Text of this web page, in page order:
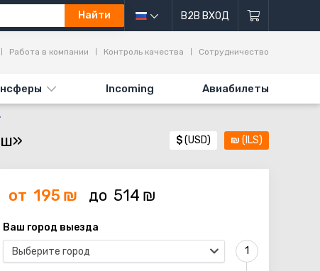
Найти B2B ВХОД
Incoming Авиабилеты
Работа в компании Контроль качества Сотрудничество
$(USD) ₪ (ILS)
от 195 ₪ до 514 ₪
Ваш город выезда
Выберите город